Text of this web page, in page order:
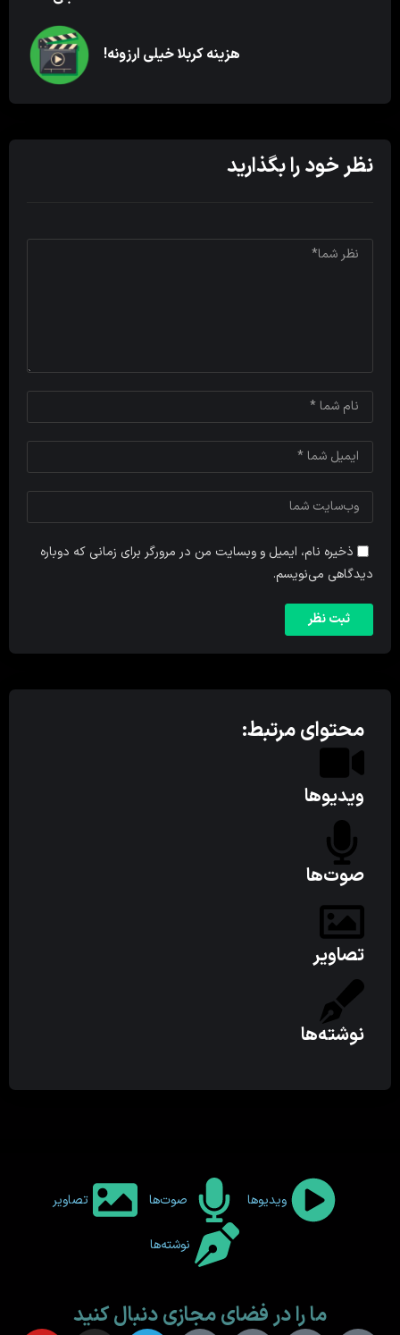
هزینه کربلا خیلی ارزونه!
نظر خود را بگذارید
ذخیره نام، ایمیل و وبسایت من در مرورگر برای زمانی که دوباره
دیدگاهی می‌نویسم.
محتوای مرتبط:
ویدیوها
صوت‌ها
تصاویر
نوشته‌ها
ویدیوها صوت‌ها تصاویر
نوشته‌ها
ما را در فضای مجازی دنبال کنید